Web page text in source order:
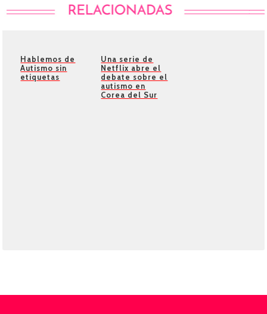
Hablemos de
Autismo sin
etiquetas
Una serie de
Netflix abre el
debate sobre el
autismo en
Corea del Sur